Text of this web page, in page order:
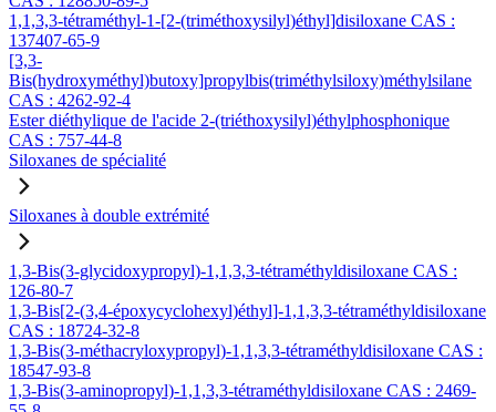
1,1,3,3-tétraméthyl-1-[2-(triméthoxysilyl)éthyl]disiloxane CAS :
137407-65-9
[3,3-
Bis(hydroxyméthyl)butoxy]propylbis(triméthylsiloxy)méthylsilane
CAS : 4262-92-4
Ester diéthylique de l'acide 2-(triéthoxysilyl)éthylphosphonique
CAS : 757-44-8
Siloxanes de spécialité
Siloxanes à double extrémité
1,3-Bis(3-glycidoxypropyl)-1,1,3,3-tétraméthyldisiloxane CAS :
126-80-7
1,3-Bis[2-(3,4-époxycyclohexyl)éthyl]-1,1,3,3-tétraméthyldisiloxane
CAS : 18724-32-8
1,3-Bis(3-méthacryloxypropyl)-1,1,3,3-tétraméthyldisiloxane CAS :
18547-93-8
1,3-Bis(3-aminopropyl)-1,1,3,3-tétraméthyldisiloxane CAS : 2469-